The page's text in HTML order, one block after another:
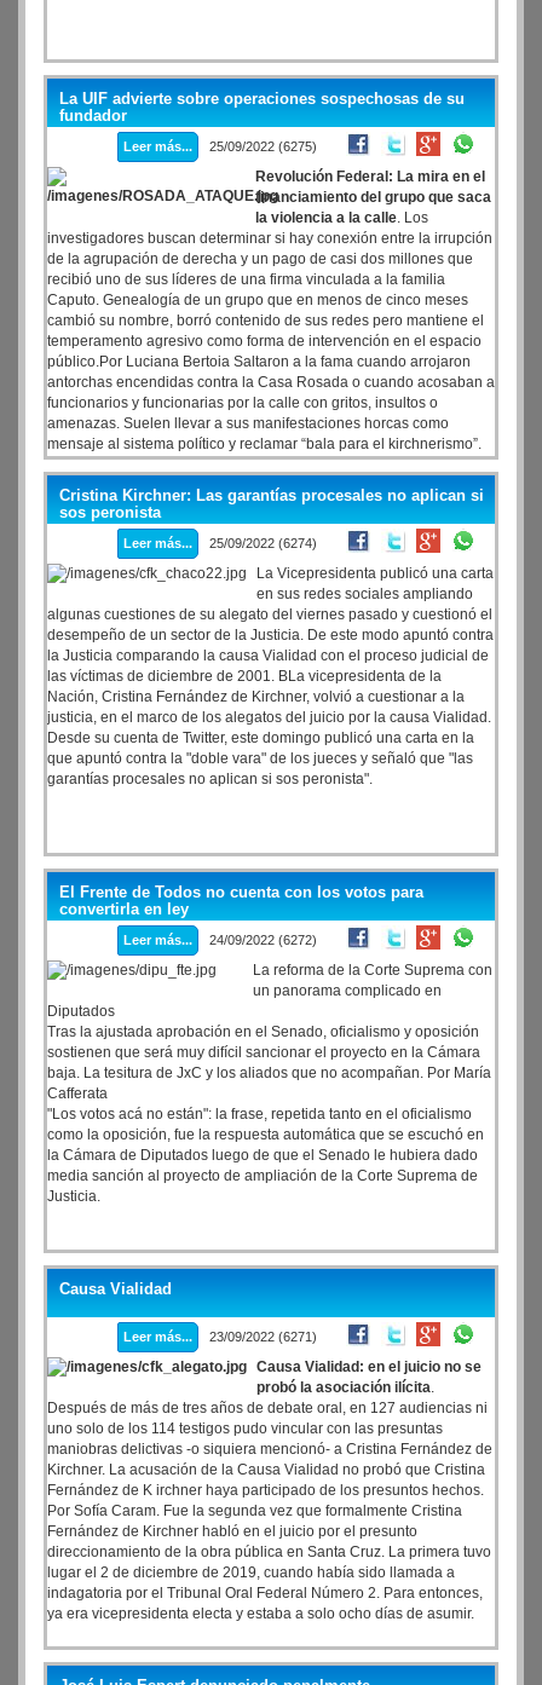
La UIF advierte sobre operaciones sospechosas de su
fundador
Leer más... 25/09/2022 (6275)
Revolución Federal: La mira en el
financiamiento del grupo que saca
la violencia a la calle. Los
investigadores buscan determinar si hay conexión entre la irrupción
de la agrupación de derecha y un pago de casi dos millones que
recibió uno de sus líderes de una firma vinculada a la familia
Caputo. Genealogía de un grupo que en menos de cinco meses
cambió su nombre, borró contenido de sus redes pero mantiene el
temperamento agresivo como forma de intervención en el espacio
público.Por Luciana Bertoia Saltaron a la fama cuando arrojaron
antorchas encendidas contra la Casa Rosada o cuando acosaban a
funcionarios y funcionarias por la calle con gritos, insultos o
amenazas. Suelen llevar a sus manifestaciones horcas como
mensaje al sistema político y reclamar “bala para el kirchnerismo”.
Cristina Kirchner: Las garantías procesales no aplican si
sos peronista
Leer más... 25/09/2022 (6274)
La Vicepresidenta publicó una carta
en sus redes sociales ampliando
algunas cuestiones de su alegato del viernes pasado y cuestionó el
desempeño de un sector de la Justicia. De este modo apuntó contra
la Justicia comparando la causa Vialidad con el proceso judicial de
las víctimas de diciembre de 2001. BLa vicepresidenta de la
Nación, Cristina Fernández de Kirchner, volvió a cuestionar a la
justicia, en el marco de los alegatos del juicio por la causa Vialidad.
Desde su cuenta de Twitter, este domingo publicó una carta en la
que apuntó contra la "doble vara" de los jueces y señaló que "las
garantías procesales no aplican si sos peronista".
El Frente de Todos no cuenta con los votos para
convertirla en ley
Leer más... 24/09/2022 (6272)
La reforma de la Corte Suprema con
un panorama complicado en
Diputados
Tras la ajustada aprobación en el Senado, oficialismo y oposición
sostienen que será muy difícil sancionar el proyecto en la Cámara
baja. La tesitura de JxC y los aliados que no acompañan. Por María
Cafferata
"Los votos acá no están": la frase, repetida tanto en el oficialismo
como la oposición, fue la respuesta automática que se escuchó en
la Cámara de Diputados luego de que el Senado le hubiera dado
media sanción al proyecto de ampliación de la Corte Suprema de
Justicia.
Causa Vialidad
Leer más... 23/09/2022 (6271)
Causa Vialidad: en el juicio no se
probó la asociación ilícita.
Después de más de tres años de debate oral, en 127 audiencias ni
uno solo de los 114 testigos pudo vincular con las presuntas
maniobras delictivas -o siquiera mencionó- a Cristina Fernández de
Kirchner. La acusación de la Causa Vialidad no probó que Cristina
Fernández de K irchner haya participado de los presuntos hechos.
Por Sofía Caram. Fue la segunda vez que formalmente Cristina
Fernández de Kirchner habló en el juicio por el presunto
direccionamiento de la obra pública en Santa Cruz. La primera tuvo
lugar el 2 de diciembre de 2019, cuando había sido llamada a
indagatoria por el Tribunal Oral Federal Número 2. Para entonces,
ya era vicepresidenta electa y estaba a solo ocho días de asumir.